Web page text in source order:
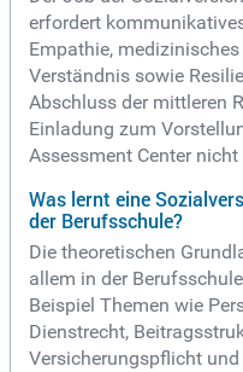
erfordert
Empathie,
Verständnis sowie
Abschluss der mittleren
Einladung zum
Assessment Center
Was lernt eine
der Berufsschule?
Die theoretischen
allem in der
Beispiel Themen wie
Dienstrecht,
Versicherungspflicht